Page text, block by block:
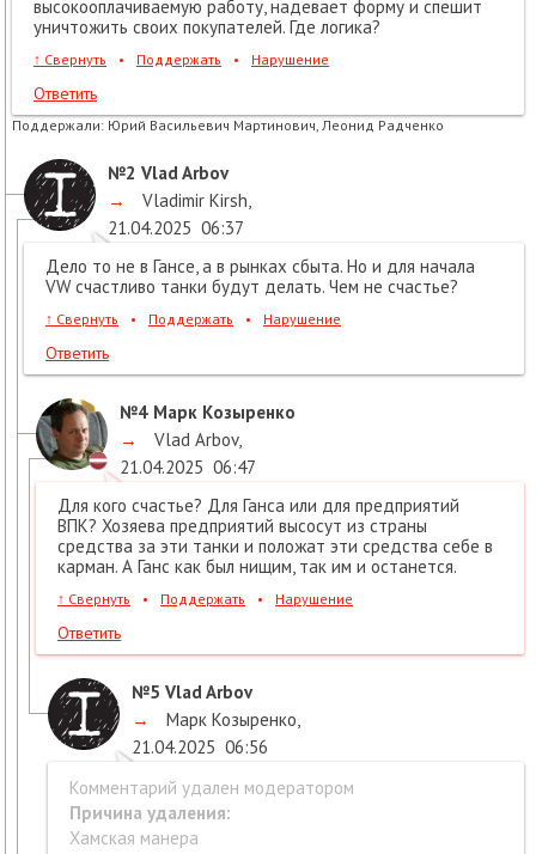
высокооплачиваемую работу, надевает форму и спешит
уничтожить своих покупателей. Где логика?
↑ Свернуть • Поддержать • Нарушение
Ответить
Поддержали: Юрий Васильевич Мартинович, Леонид Радченко
№2 Vlad Arbov
→
Vladimir Kirsh
21.04.2025 06:37
Дело то не в Гансе, а в рынках сбыта. Но и для начала
VW счастливо танки будут делать. Чем не счастье?
↑ Свернуть • Поддержать • Нарушение
Ответить
№4 Марк Козыренко
→
Vlad Arbov,
21.04.2025 06:47
Для кого счастье? Для Ганса или для предприятий
ВПК? Хозяева предприятий высосут из страны
средства за эти танки и положат эти средства себе в
карман. А Ганс как был нищим, так им и останется.
↑ Свернуть • Поддержать • Нарушение
Ответить
№5 Vlad Arbov
→
Марк Козыренко
21.04.2025 06:56
Комментарий удален модератором
Причина удаления:
Хамская манера